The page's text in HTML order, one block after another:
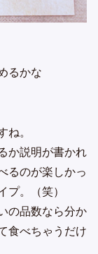
るかな
ね。
か説明が書かれ
るのが楽しかっ
プ。（笑）
の品数なら分か
食べちゃうだけ